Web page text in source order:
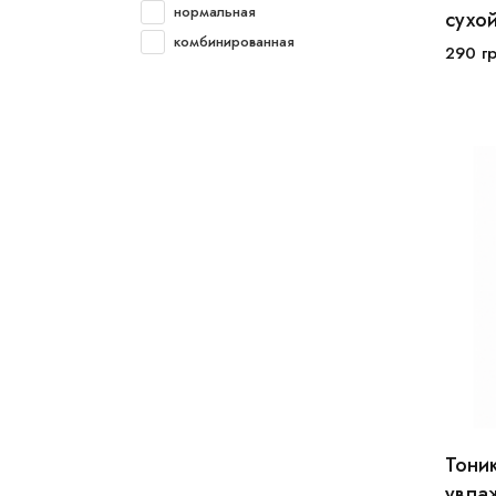
нормальная
комбинированная
290